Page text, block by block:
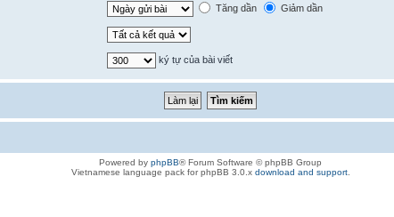
Tăng dần Giảm dần
ký tự của bài viết
Powered by phpBB® Forum Software © phpBB Group
Vietnamese language pack for phpBB 3.0.x download and support.